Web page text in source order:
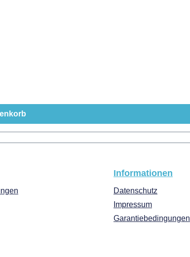
Informationen
Datenschutz
Impressum
Garantiebedingungen